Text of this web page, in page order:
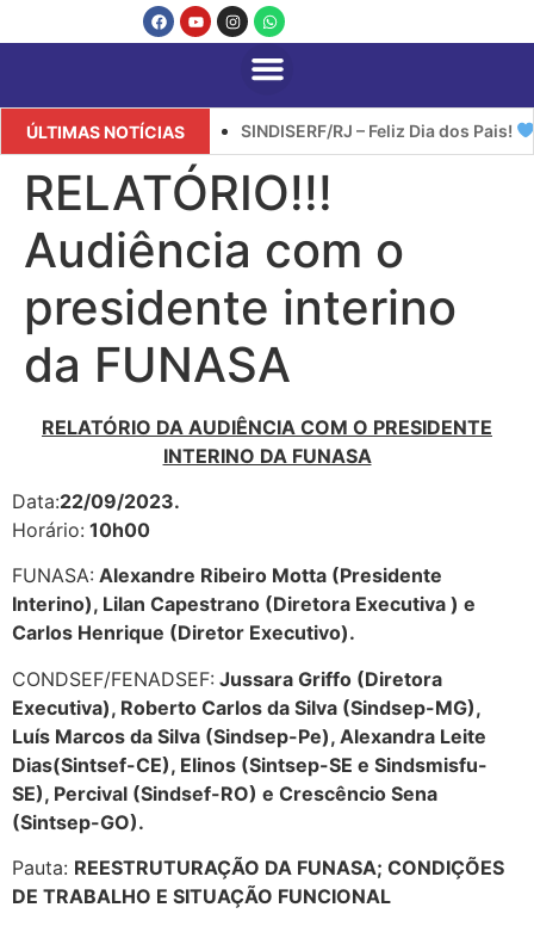
ÚLTIMAS NOTÍCIAS SINDISERF/RJ – Feliz Dia dos Pais!
RELATÓRIO!!!
Audiência com o
presidente interino
da FUNASA
RELATÓRIO DA AUDIÊNCIA COM O PRESIDENTE
INTERINO DA FUNASA
Data:22/09/2023.
Horário: 10h00
FUNASA: Alexandre Ribeiro Motta (Presidente
Interino), Lilan Capestrano (Diretora Executiva ) e
Carlos Henrique (Diretor Executivo).
CONDSEF/FENADSEF: Jussara Griffo (Diretora
Executiva), Roberto Carlos da Silva (Sindsep-MG),
Luís Marcos da Silva (Sindsep-Pe), Alexandra Leite
Dias(Sintsef-CE), Elinos (Sintsep-SE e Sindsmisfu-
SE), Percival (Sindsef-RO) e Crescêncio Sena
(Sintsep-GO).
Pauta: REESTRUTURAÇÃO DA FUNASA; CONDIÇÕES
DE TRABALHO E SITUAÇÃO FUNCIONAL